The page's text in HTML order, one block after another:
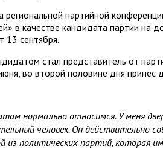
партийной
в качестве кандидата партии на
13 сентября.
стал представитель от
во второй половине дня принес
нормально относимся. У меня
человек. Он действительно
из политических партий, которая